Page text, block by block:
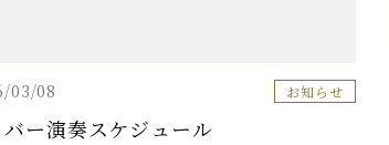
03/08 お知らせ
ー演奏スケジュール